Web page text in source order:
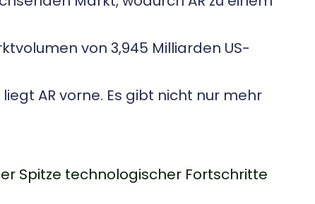
von 3,945 Milliarden US-
AR vorne. Es gibt nicht nur mehr
Spitze technologischer Fortschritte